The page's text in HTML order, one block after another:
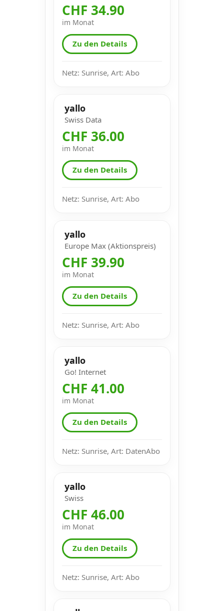
CHF 34.90
im Monat
Zu den Details
Netz: Sunrise, Art: Abo
yallo
Swiss Data
CHF 36.00
im Monat
Zu den Details
Netz: Sunrise, Art: Abo
yallo
Europe Max (Aktionspreis)
CHF 39.90
im Monat
Zu den Details
Netz: Sunrise, Art: Abo
yallo
Go! Internet
CHF 41.00
im Monat
Zu den Details
Netz: Sunrise, Art: DatenAbo
yallo
Swiss
CHF 46.00
im Monat
Zu den Details
Netz: Sunrise, Art: Abo